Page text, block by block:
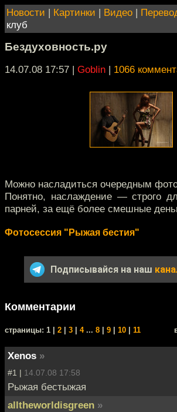
Новости | Картинки | Видео |
клуб
Бездуховность.ру
14.07.08 17:57 | Goblin | 1066
Можно насладиться очередным
Понятно, наслаждение — строго
парней, за ещё более смешные
Фотосессия "Рыжая бестия"
Подписывайся на наш
Комментарии
cтраницы: 1 | 2 3 4... 8 9 10 11
Xenos »
#1 | 14.07.08 17:58
Рыжая бестыжая
alltheworldisgreen »